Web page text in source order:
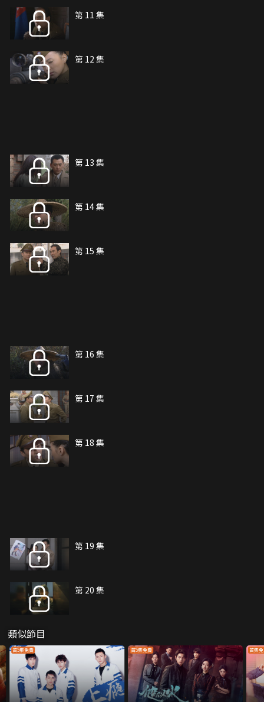
第 11 集
第 12 集
第 13 集
第 14 集
第 15 集
第 16 集
第 17 集
第 18 集
第 19 集
第 20 集
類似節目
首5集免費 首5集免費 首集